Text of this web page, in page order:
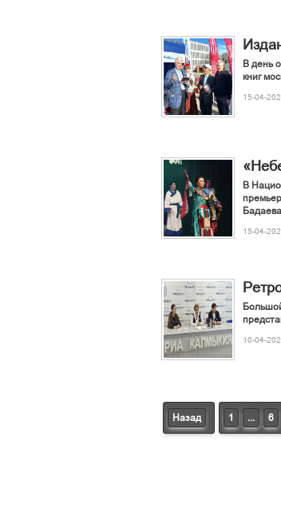
В день
книг
15-04-
В
15-04-
10-04-
Назад 1 ... 6